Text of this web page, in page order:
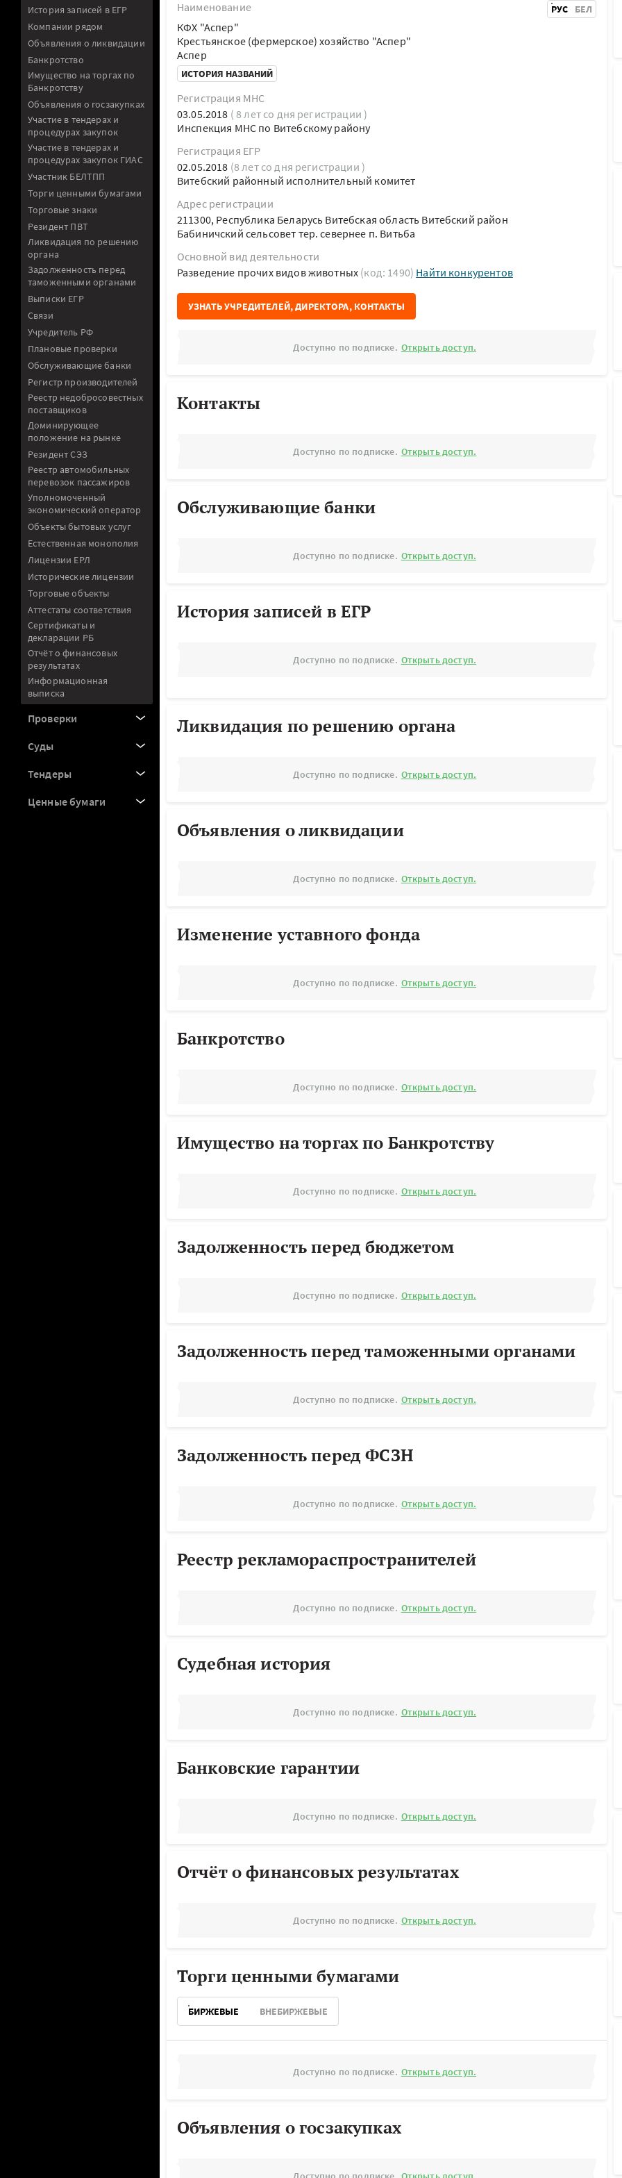
История записей в ЕГР
Компании рядом
Объявления о ликвидации
Банкротство
Имущество на торгах по
Банкротству
Объявления о госзакупках
Участие в тендерах и
процедурах закупок
Участие в тендерах и
процедурах закупок ГИАС
Участник БЕЛТПП
Торги ценными бумагами
Торговые знаки
Резидент ПВТ
Ликвидация по решению
органа
Задолженность перед
таможенными органами
Выписки ЕГР
Связи
Учредитель РФ
Плановые проверки
Обслуживающие банки
Регистр производителей
Реестр недобросовестных
поставщиков
Доминирующее
положение на рынке
Резидент СЭЗ
Реестр автомобильных
перевозок пассажиров
Уполномоченный
экономический оператор
Объекты бытовых услуг
Естественная монополия
Лицензии ЕРЛ
Исторические лицензии
Торговые объекты
Аттестаты соответствия
Сертификаты и
декларации РБ
Отчёт о финансовых
результатах
Информационная
выписка
Проверки
Суды
Тендеры
Ценные бумаги
Наименование РУС БЕЛ
КФХ "Аспер"
Крестьянское (фермерское) хозяйство "Аспер"
Аспер
ИСТОРИЯ НАЗВАНИЙ
Регистрация МНС
03.05.2018 ( 8 лет со дня регистрации )
Инспекция МНС по Витебскому району
Регистрация ЕГР
02.05.2018 (8 лет со дня регистрации )
Витебский районный исполнительный комитет
Адрес регистрации
211300, Республика Беларусь Витебская область Витебский район
Бабиничский сельсовет тер. севернее п. Витьба
Основной вид деятельности
Разведение прочих видов животных (код: 1490) Найти конкурентов
УЗНАТЬ УЧРЕДИТЕЛЕЙ, ДИРЕКТОРА, КОНТАКТЫ
Доступно по подписке. Открыть доступ.
Контакты
Доступно по подписке. Открыть доступ.
Обслуживающие банки
Доступно по подписке. Открыть доступ.
История записей в ЕГР
Доступно по подписке. Открыть доступ.
Ликвидация по решению органа
Доступно по подписке. Открыть доступ.
Объявления о ликвидации
Доступно по подписке. Открыть доступ.
Изменение уставного фонда
Доступно по подписке. Открыть доступ.
Банкротство
Доступно по подписке. Открыть доступ.
Имущество на торгах по Банкротству
Доступно по подписке. Открыть доступ.
Задолженность перед бюджетом
Доступно по подписке. Открыть доступ.
Задолженность перед таможенными органами
Доступно по подписке. Открыть доступ.
Задолженность перед ФСЗН
Доступно по подписке. Открыть доступ.
Реестр рекламораспространителей
Доступно по подписке. Открыть доступ.
Судебная история
Доступно по подписке. Открыть доступ.
Банковские гарантии
Доступно по подписке. Открыть доступ.
Отчёт о финансовых результатах
Доступно по подписке. Открыть доступ.
Торги ценными бумагами
БИРЖЕВЫЕ ВНЕБИРЖЕВЫЕ
Доступно по подписке. Открыть доступ.
Объявления о госзакупках